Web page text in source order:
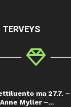
ma 27.7.
Myller –...